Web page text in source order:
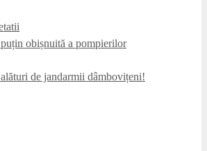
obișnuită a pompierilor
de jandarmii dâmbovițeni!